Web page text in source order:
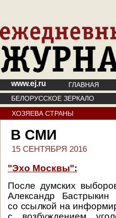
www.ej.ru ГЛАВНАЯ
БЕЛОРУССКОЕ ЗЕРКАЛО
ХОЗЯЕВА СТРАНЫ
В СМИ
15 СЕНТЯБРЯ 2016
"Эхо Москвы":
После думских
Александр
со ссылкой на